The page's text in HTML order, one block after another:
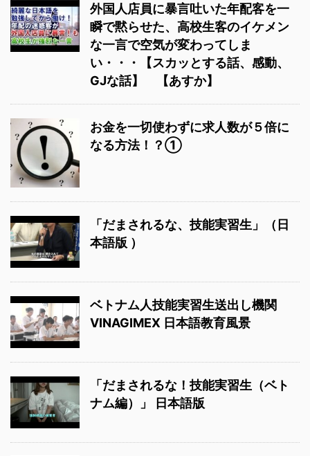
外国人店員に暴言吐いた年配客を一
瞬で黙らせた、高校生客のイケメン
な一言で空気が変わってしま
い・・・【スカッとする話、感動、
GJな話】 【あすか】
お金を一切使わずに求人数が５倍に
なる方法！？①
「だまされるな、技能実習生」（日
本語版 ）
ベトナム人技能実習生送出し機関
VINAGIMEX 日本語教育風景
「だまされるな！技能実習生（ベト
ナム編）」 日本語版